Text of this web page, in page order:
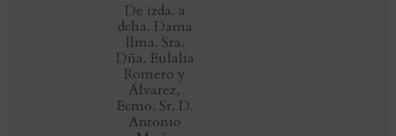
De izda. a
dcha. Dama
Ilma. Sra.
Dña. Eulalia
Romero y
Álvarez,
Ecmo. Sr. D.
Antonio